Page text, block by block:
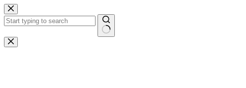
Zum
Inhalt
springen
Keine
Ergebnisse